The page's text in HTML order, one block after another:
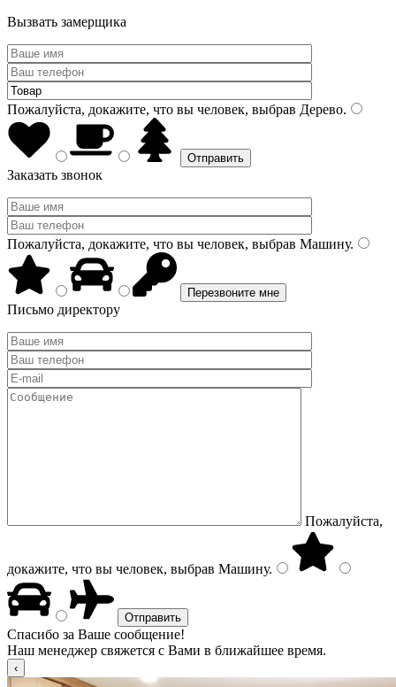
Вызвать замерщика
Пожалуйста, докажите, что вы человек, выбрав Дерево.
Заказать звонок
Пожалуйста, докажите, что вы человек, выбрав Машину.
Письмо директору
Пожалуйста,
докажите, что вы человек, выбрав Машину.
Спасибо за Ваше сообщение!
Наш менеджер свяжется с Вами в ближайшее время.